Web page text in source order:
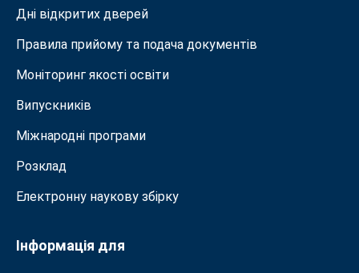
Дні відкритих дверей
Правила прийому та подача документiв
Моніторинг якості освіти
Випускників
Міжнародні програми
Розклад
Електронну наукову збірку
Інформація для